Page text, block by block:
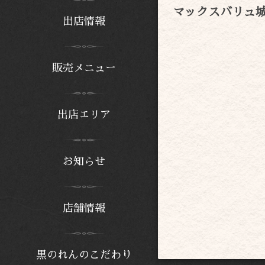
マックスバリュ
販売メニュー
出店エリア
お知らせ
店舗情報
黒のれんのこだわり
出店情報